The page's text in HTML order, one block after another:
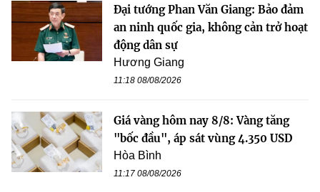
Đại tướng Phan Văn Giang: Bảo đảm
an ninh quốc gia, không cản trở hoạt
động dân sự
Hương Giang
11:18 08/08/2026
Giá vàng hôm nay 8/8: Vàng tăng
"bốc đầu", áp sát vùng 4.350 USD
Hòa Bình
11:17 08/08/2026